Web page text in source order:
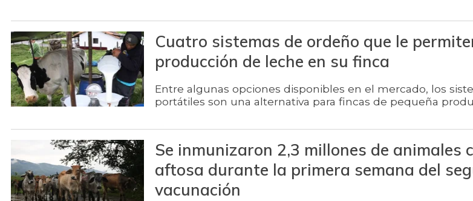
Cuatro sistemas de ordeño que le
producción de leche en su finca
Entre algunas opciones disponibles en el mercado, los
portátiles son una alternativa para fincas de pequeña
Se inmunizaron 2,3 millones de animales
aftosa durante la primera semana del
vacunación